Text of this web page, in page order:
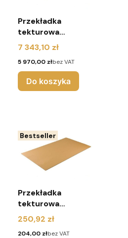
Przekładka
tekturowa
1200x800 mm 5W
(paleta 3000
sztuk)
Cena
7 343,10 zł
Cena
5 970,00 złbez VAT
Do koszyka
Bestseller
Przekładka
tekturowa
750x560 mm 3W
(pakiet 150 sztuk)
Cena
250,92 zł
Cena
204,00 złbez VAT